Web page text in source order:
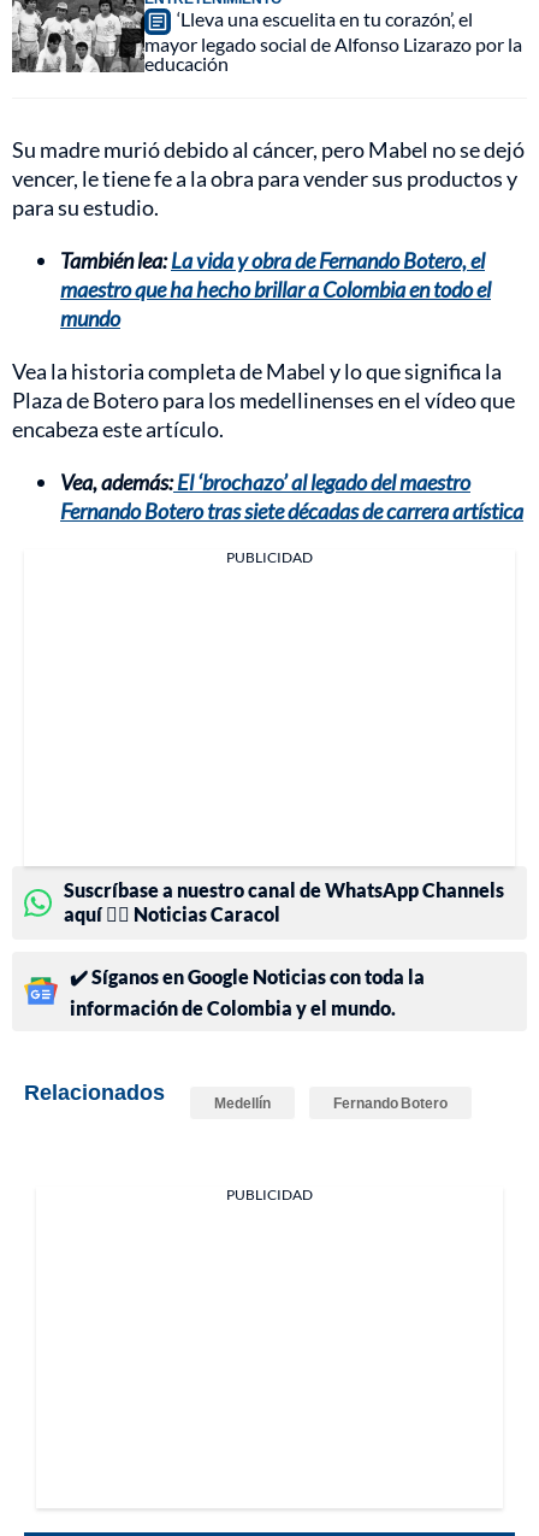
‘Lleva una escuelita en tu corazón’, el
mayor legado social de Alfonso Lizarazo por la
educación
Su madre murió debido al cáncer, pero Mabel no se dejó
vencer, le tiene fe a la obra para vender sus productos y
para su estudio.
También lea:La vida y obra de Fernando Botero, el
maestro que ha hecho brillar a Colombia en todo el
mundo
Vea la historia completa de Mabel y lo que significa la
Plaza de Botero para los medellinenses en el vídeo que
encabeza este artículo.
Vea, además:El ‘brochazo’ al legado del maestro
Fernando Botero tras siete décadas de carrera artística
PUBLICIDAD
Suscríbase a nuestro canal de WhatsApp Channels
aquí 👉🏻 Noticias Caracol
✔️ Síganos en Google Noticias con toda la
información de Colombia y el mundo.
Relacionados Medellín Fernando Botero
PUBLICIDAD